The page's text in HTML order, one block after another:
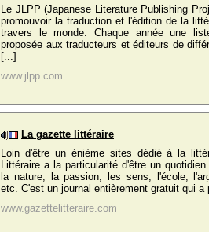
Le JLPP (Japanese Literature Publishing
promouvoir la traduction et l'édition de la
travers le monde. Chaque année une
proposée aux traducteurs et éditeurs de
[...]
www.jlpp.com
La gazette littéraire
Loin d'être un énième sites dédié à la
Littéraire a la particularité d'être un
la nature, la passion, les sens, l'école,
etc. C'est un journal entièrement gratuit qui a
www.gazettelitteraire.com